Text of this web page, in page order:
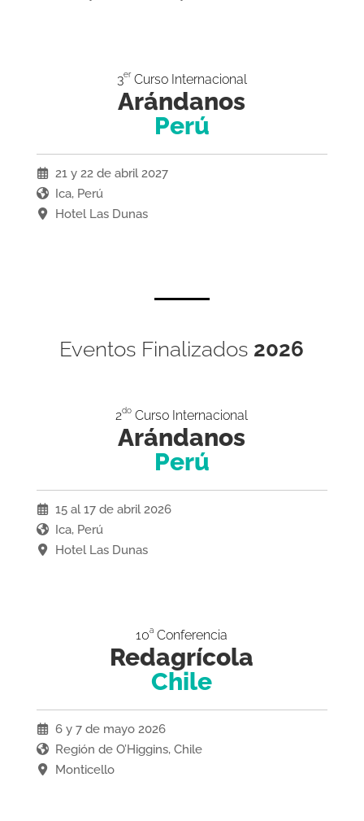
3er Curso Internacional
Arándanos
Perú
21 y 22 de abril 2027
Ica, Perú
Hotel Las Dunas
Eventos Finalizados 2026
2do Curso Internacional
Arándanos
Perú
15 al 17 de abril 2026
Ica, Perú
Hotel Las Dunas
10a Conferencia
Redagrícola
Chile
6 y 7 de mayo 2026
Región de O’Higgins, Chile
Monticello